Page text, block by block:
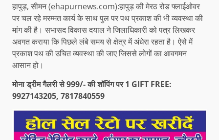
हापुड़, सीमन (ehapurnews.com):हापुड़ की मेरठ रोड फ्लाईओवर
पर चल रहे मरम्मत कार्य के साथ पुल पर पथ प्रकाश की भी व्यवस्था की
मांग की है। सभासद विकास दयाल ने जिलाधिकारी को पत्र लिखकर
अवगत कराया कि पिछले लंबे समय से क्षेत्र में अंधेरा रहता है। ऐसे में
प्रकाश पथ की उचित व्यवस्था की जाए जिससे लोगों का आवगमन
आसान हो।
मोना ड्रीम गैलरी से 999/- की शॉपिंग पर 1 GIFT FREE:
9927143205, 7817840559